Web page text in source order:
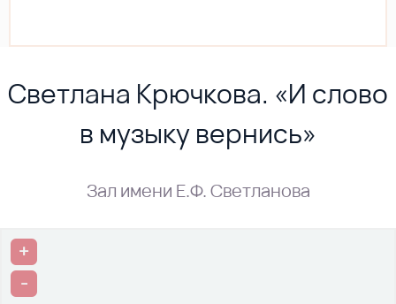
Светлана Крючкова. «И слово
в музыку вернись»
Зал имени Е.Ф. Светланова
+
-